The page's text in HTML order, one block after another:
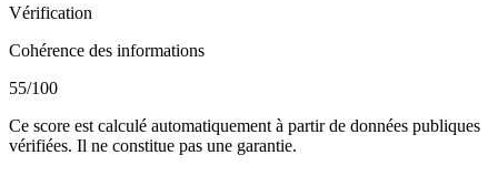
Vérification
Cohérence des informations
55/100
Ce score est calculé automatiquement à partir de données publiques
vérifiées. Il ne constitue pas une garantie.